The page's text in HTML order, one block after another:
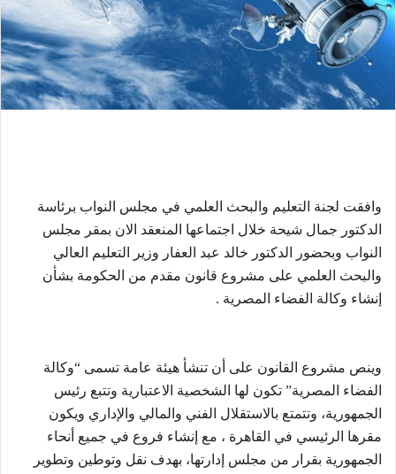
وافقت لجنة التعليم والبحث العلمي في مجلس النواب برئاسة
الدكتور جمال شيحة خلال اجتماعها المنعقد الان بمقر مجلس
النواب وبحضور الدكتور خالد عبد العفار وزير التعليم العالي
والبحث العلمي على مشروع قانون مقدم من الحكومة بشأن
إنشاء وكالة الفضاء المصرية .
وينص مشروع القانون على أن تنشأ هيئة عامة تسمى “وكالة
الفضاء المصرية” تكون لها الشخصية الاعتبارية وتتبع رئيس
الجمهورية، وتتمتع بالاستقلال الفني والمالي والإداري ويكون
مقرها الرئيسي في القاهرة ، مع إنشاء فروع في جميع أنحاء
الجمهورية بقرار من مجلس إدارتها، بهدف نقل وتوطين وتطوير